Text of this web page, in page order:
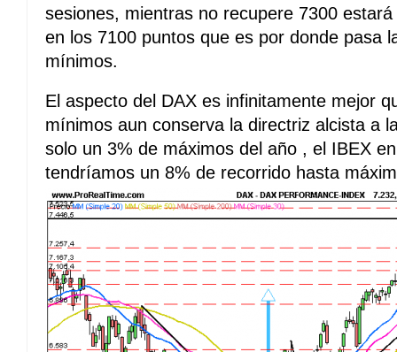
sesiones, mientras no recupere 7300
en los 7100 puntos que es por donde pasa
mínimos.
El aspecto del DAX es infinitamente mejor
mínimos aun conserva la directriz alcista a
solo un 3% de máximos del año , el IBEX
tendríamos un 8% de recorrido hasta